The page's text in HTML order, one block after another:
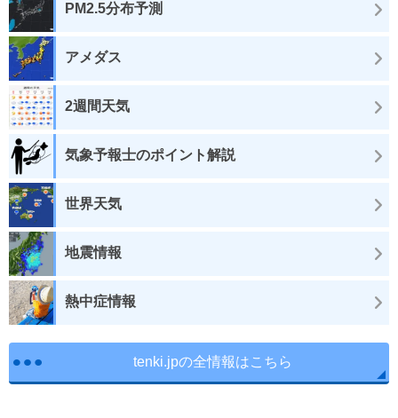
PM2.5分布予測
アメダス
2週間天気
気象予報士のポイント解説
世界天気
地震情報
熱中症情報
tenki.jpの全情報はこちら